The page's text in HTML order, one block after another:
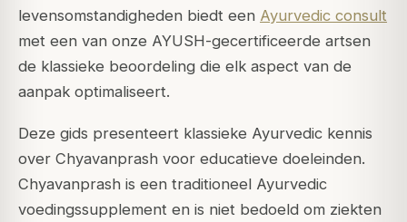
levensomstandigheden biedt een Ayurvedic consult
met een van onze AYUSH-gecertificeerde artsen
de klassieke beoordeling die elk aspect van de
aanpak optimaliseert.
Deze gids presenteert klassieke Ayurvedic kennis
over Chyavanprash voor educatieve doeleinden.
Chyavanprash is een traditioneel Ayurvedic
voedingssupplement en is niet bedoeld om ziekten